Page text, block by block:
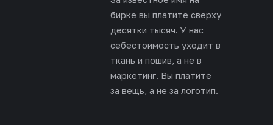
бирке вы платите сверху
десятки тысяч. У нас
себестоимость уходит в
ткань и пошив, а не в
маркетинг. Вы платите
за вещь, а не за логотип.